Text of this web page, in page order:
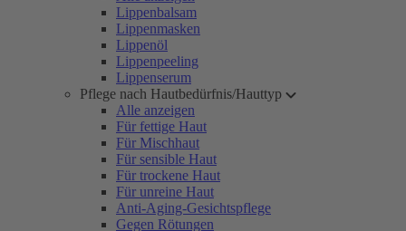
Lippenbalsam
Lippenmasken
Lippenöl
Lippenpeeling
Lippenserum
Pflege nach Hautbedürfnis/Hauttyp
Alle anzeigen
Für fettige Haut
Für Mischhaut
Für sensible Haut
Für trockene Haut
Für unreine Haut
Anti-Aging-Gesichtspflege
Gegen Rötungen